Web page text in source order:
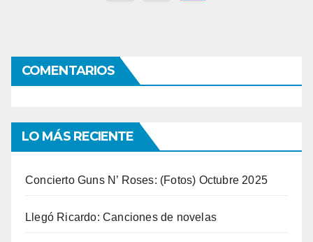
COMENTARIOS
LO MÁS RECIENTE
Concierto Guns N’ Roses: (Fotos) Octubre 2025
Llegó Ricardo: Canciones de novelas